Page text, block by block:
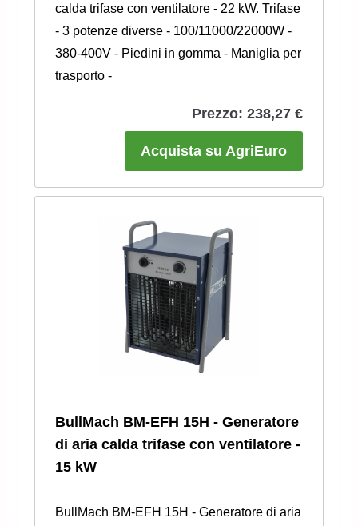
calda trifase con ventilatore - 22 kW. Trifase
- 3 potenze diverse - 100/11000/22000W -
380-400V - Piedini in gomma - Maniglia per
trasporto -
Prezzo: 238,27 €
Acquista su AgriEuro
BullMach BM-EFH 15H - Generatore
di aria calda trifase con ventilatore -
15 kW
BullMach BM-EFH 15H - Generatore di aria